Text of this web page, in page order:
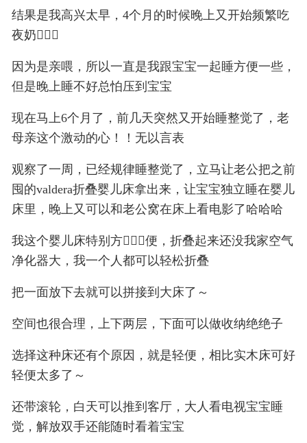
结果是我高兴太早，4个月的时候晚上又开始频繁吃
夜奶🤦🏻‍♀️
因为是亲喂，所以一直是我跟宝宝一起睡方便一些，
但是晚上睡不好总怕压到宝宝
现在马上6个月了，前几天突然又开始睡整觉了，老
母亲这个激动的心！！无以言表
观察了一周，已经规律睡整觉了，立马让老公把之前
囤的valdera折叠婴儿床拿出来，让宝宝独立睡在婴儿
床里，晚上又可以和老公窝在床上看电影了哈哈哈
我这个婴儿床特别方🙇🏻‍♀️便，折叠起来还没我家空气
净化器大，我一个人都可以轻松折叠
把一面放下去就可以拼接到大床了～
空间也很合理，上下两层，下面可以做收纳绝绝子
选择这种床还有个原因，就是轻便，相比实木床可好
轻便太多了～
还带滚轮，白天可以推到客厅，大人看电视宝宝睡
觉，解放双手还能随时看着宝宝